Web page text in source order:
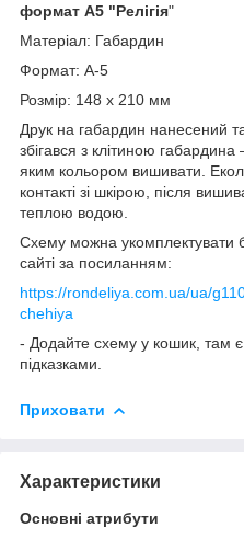
формат А5 "Релігія"
Матеріал: Габардин
Формат: А-5
Розмір: 148 х 210 мм
Друк на габардин нанесений
збігався з клітиною габардина
яким кольором вишивати.
контакті зі шкірою, після
теплою водою.
Схему можна укомплектувати
сайті за посиланням:
https://rondeliya.com.ua/ua/
chehiya
- Додайте схему у кошик, там є
підказками.
Приховати
Характеристики
Основні атрибути